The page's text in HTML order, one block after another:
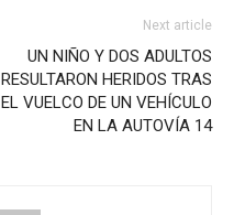
Next article
UN NIÑO Y DOS ADULTOS
RESULTARON HERIDOS TRAS
EL VUELCO DE UN VEHÍCULO
EN LA AUTOVÍA 14